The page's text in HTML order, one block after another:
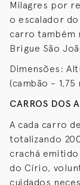
Milagres por
o escalador
carro também
Brigue São
Dimensões:
(cambão -
CARROS DOS
A cada carro
totalizando
crachá
do Círio,
cuidados